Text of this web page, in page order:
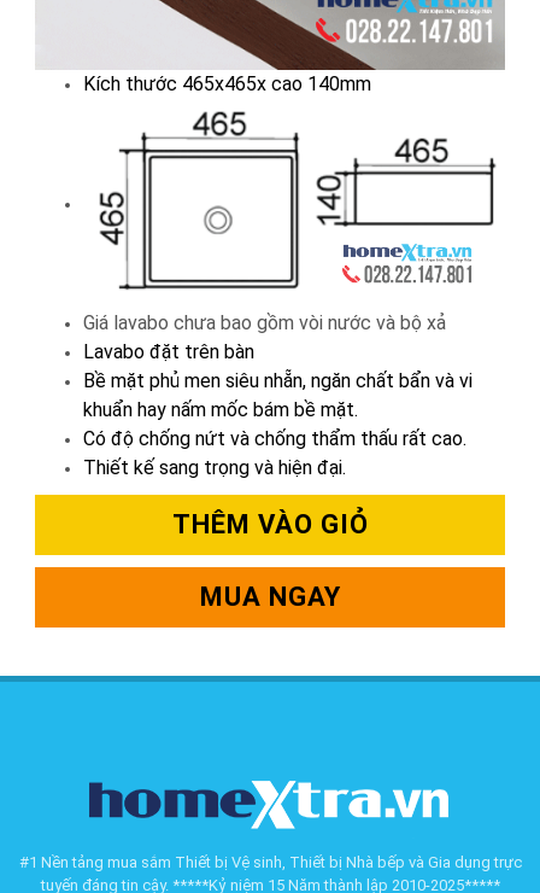
Kích thước 465x465x cao 140mm
Giá lavabo chưa bao gồm vòi nước và bộ xả
Lavabo đặt trên bàn
Bề mặt phủ men siêu nhẵn, ngăn chất bẩn và vi
khuẩn hay nấm mốc bám bề mặt.
Có độ chống nứt và chống thẩm thấu rất cao.
Thiết kế sang trọng và hiện đại.
THÊM VÀO GIỎ
MUA NGAY
#1 Nền tảng mua sắm Thiết bị Vệ sinh, Thiết bị Nhà bếp và Gia dụng trực
tuyến đáng tin cậy. *****Kỷ niệm 15 Năm thành lập 2010-2025*****